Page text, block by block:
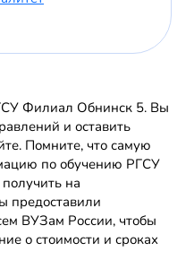
Филиал Обнинск 5. Вы
и оставить
Помните, что самую
по обучению РГСУ
на
предоставили
ВУЗам России, чтобы
о стоимости и сроках